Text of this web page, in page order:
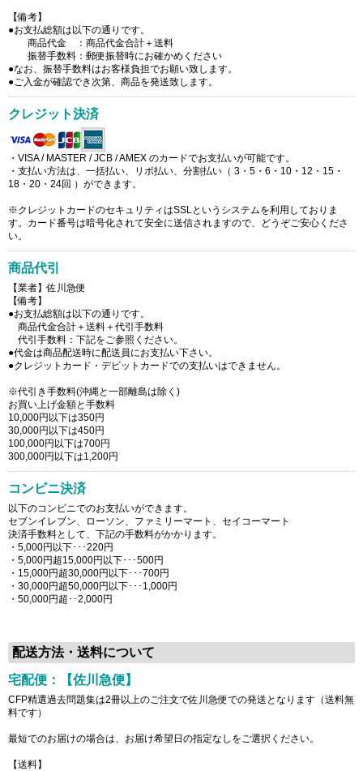
【備考】
●お支払総額は以下の通りです。
商品代金 ：商品代金合計＋送料
振替手数料：郵便振替時にお確かめください
●なお、振替手数料はお客様負担でお願い致します。
●ご入金が確認でき次第、商品を発送致します。
クレジット決済
・VISA / MASTER / JCB / AMEX のカードでお支払いが可能です。
・支払い方法は、一括払い、リボ払い、分割払い（ 3・5・6・10・12・15・
18・20・24回 ）ができます。
※クレジットカードのセキュリティはSSLというシステムを利用しておりま
す。カード番号は暗号化されて安全に送信されますので、どうぞご安心くださ
い。
商品代引
【業者】佐川急便
【備考】
●お支払総額は以下の通りです。
商品代金合計＋送料＋代引手数料
代引手数料：下記をご参照ください。
●代金は商品配送時に配送員にお支払い下さい。
●クレジットカード・デビットカードでの支払いはできません。
※代引き手数料(沖縄と一部離島は除く)
お買い上げ金額と手数料
10,000円以下は350円
30,000円以下は450円
100,000円以下は700円
300,000円以下は1,200円
コンビニ決済
以下のコンビニでのお支払いができます。
セブンイレブン、ローソン、ファミリーマート、セイコーマート
決済手数料として、下記の手数料がかかります。
・5,000円以下･･･220円
・5,000円超15,000円以下･･･500円
・15,000円超30,000円以下･･･700円
・30,000円超50,000円以下･･･1,000円
・50,000円超･･2,000円
配送方法・送料について
宅配便：【佐川急便】
CFP精選過去問題集は2冊以上のご注文で佐川急便での発送となります（送料無
料です）
最短でのお届けの場合は、お届け希望日の指定なしをご選択ください。
【送料】